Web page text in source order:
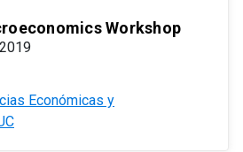
Workshop
Económicas y